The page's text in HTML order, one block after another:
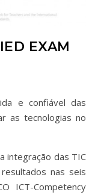
EXAM
as tecnologias no
integração das TIC
nas seis
ICT-Competency